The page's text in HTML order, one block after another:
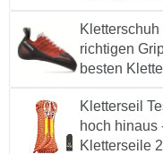
richtigen
besten
Kletterseil
hoch hinaus
Kletterseile